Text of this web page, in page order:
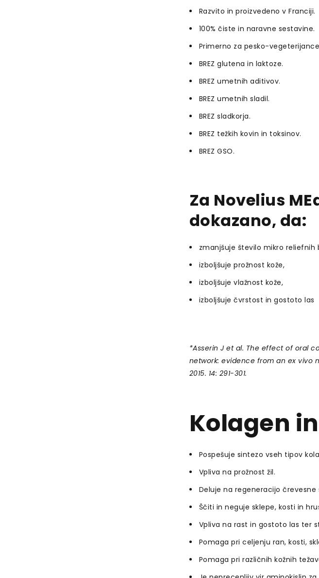
Razvito in proizvedeno v Franciji.
100% čiste in naravne sestavine.
Primerno za pesko-
BREZ glutena in laktoze.
BREZ umetnih aditivov.
BREZ umetnih sladil.
BREZ sladkorja.
BREZ težkih kovin in toksinov.
BREZ GSO.
Za Novelius
dokazano, da:
zmanjšuje število mikro
izboljšuje prožnost kože,
izboljšuje vlažnost kože,
izboljšuje čvrstost in gostoto las
*Asserin J et al. The effect of oral
network: evidence from an ex vivo
2015. 14: 291-301.
Kolagen
Pospešuje sintezo vseh tipov
Vpliva na prožnost žil.
Deluje na regeneracijo črevesne
Ščiti in neguje sklepe, kosti in
Vpliva na rast in gostoto las ter
Pomaga pri celjenju ran, kosti,
Pomaga pri različnih kožnih